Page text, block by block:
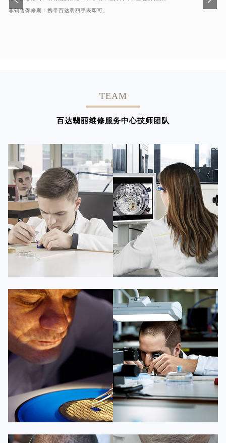
非销售保修期：携带百达翡丽手表即可。
TEAM
百达翡丽维修服务中心技师团队
凯罗尔·切尔西
资深百达翡丽技师
是百达翡丽维修服务中心
(百达翡丽保养中心)
的高级技师之一
Beijing PatekPhilippe Maintain
center
 百达翡丽维修
达芙妮·克劳迪娅
资深百达翡丽技师
是百达翡丽维修服务中心
(百达翡丽保养中心)
的高级技师之一
Shanghai PatekPhilippe Maintain
center
 百达翡丽维修